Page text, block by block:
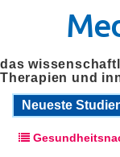
das
Therapien und
Neueste
COPD und